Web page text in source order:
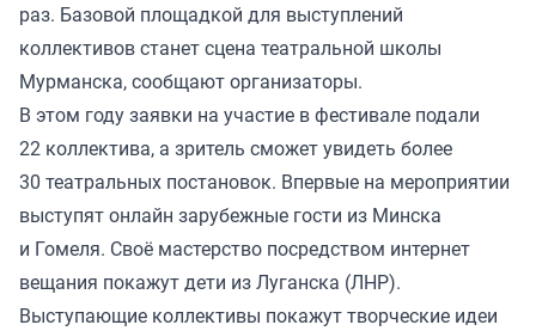
раз. Базовой площадкой для выступлений
коллективов станет сцена театральной школы
Мурманска, сообщают организаторы.
В этом году заявки на участие в фестивале подали
22 коллектива, а зритель сможет увидеть более
30 театральных постановок. Впервые на мероприятии
выступят онлайн зарубежные гости из Минска
и Гомеля. Своё мастерство посредством интернет
вещания покажут дети из Луганска (ЛНР).
Выступающие коллективы покажут творческие идеи